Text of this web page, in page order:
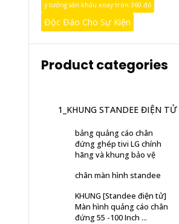
ý tưởng sân khấu xoay tròn 360 độ
Độc Đáo Cho Sự Kiện
Product categories
1_KHUNG STANDEE ĐIỆN TỬ
bảng quảng cáo chân
đứng ghép tivi LG chính
hãng và khung bảo vệ
chân màn hình standee
KHUNG [Standee điện tử]
Màn hình quảng cáo chân
đứng 55 -100 Inch ...